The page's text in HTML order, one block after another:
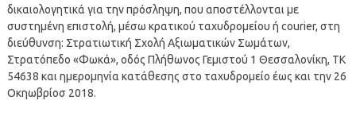
δικαιολογητικά για την πρóσληψη, που αποστέλλονται με
συστημένη επιστολή, μέσω κρατικού ταχυδρομείου ή courier, στη
διεύθυνση: Στρατιωτική Σχολή Αξιωματικών Σωμάτων,
Στρατóπεδο «Φωκά», οδóς Πλήθωνος Γεμιστού 1 Θεσσαλονίκη, ΤΚ
54638 και ημερομηνία κατάθεσης στο ταχυδρομείο έως και την 26
Οκηωβρίοσ 2018.